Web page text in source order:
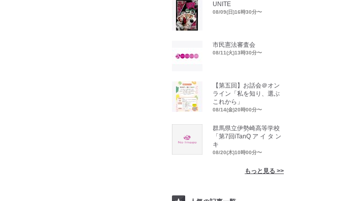
UNITE
08/09(日)16時30分〜
市民憲法審査会
08/11(火)13時30分〜
【第五回】お話会＠オン
ライン「私を知り、選ぶ
これから」
08/14(金)20時00分〜
群馬県立伊勢崎高等学校
「第7回iTanQ ア イ タ ン
キ
08/20(木)10時00分〜
もっと見る >>